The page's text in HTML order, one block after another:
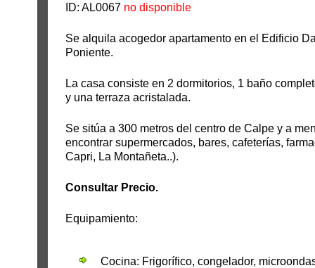
ID: AL0067 no disponible
Se alquila acogedor apartamento en el Edificio
Poniente.
La casa consiste en 2 dormitorios, 1 baño
y una terraza acristalada.
Se sitúa a 300 metros del centro de Calpe y a
encontrar supermercados, bares, cafeterías,
Capri, La Montañeta..).
Consultar Precio.
Equipamiento:
Cocina: Frigorífico, congelador,